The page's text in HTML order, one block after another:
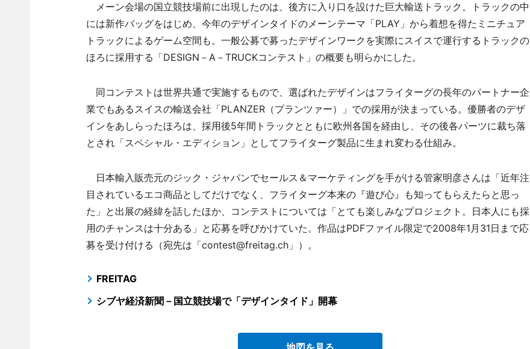
メーン会場の国立競技場前に出現したのは、後方に入り口を設けた巨大輸送トラック。トラックの中
には新作バッグをはじめ、今年のデザインタイドのメーンテーマ「PLAY」から着想を得たミニチュア
トラックによるゲーム空間も。一般公募で募ったデザインワークを実際にスイスで運行するトラックの
ほろに採用する「DESIGN－A－TRUCKコンテスト」の概要も明らかにした。
同コンテストは世界共通で実施するもので、選ばれたデザインはフライターグの長年のパートナー企
業でもあるスイスの輸送会社「PLANZER（プランツァー）」での採用が決まっている。優勝者のデザ
インをあしらったほろは、採用後5年間トラックとともに欧州各国を経由し、その後各パーツに裁ち落
とされ「スペシャル・エディション」としてフライターグ製品に生まれ変わる仕組み。
日本輸入販売元のジック・ジャパンでセールス＆マーケティングを手がける管家明彦さんは「近年注
目されているエコ商品としてだけでなく、フライターグ本来の『遊び心』も知ってもらえたらと思っ
た」と出展の経緯を話したほか、コンテストについては「とても楽しみなプロジェクト。日本人にも採
用のチャンスは十分ある」と応募を呼びかけていた。作品はPDFファイル限定で2008年1月31日まで応
募を受け付ける（宛先は「contest@freitag.ch」）。
FREITAG
シブヤ経済新聞－国立競技場で「デザインタイド」開幕